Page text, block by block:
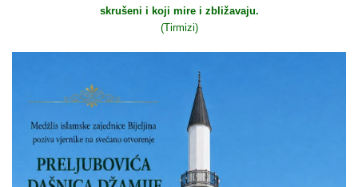
skrušeni i koji mire i zbližavaju.
(Tirmizi)